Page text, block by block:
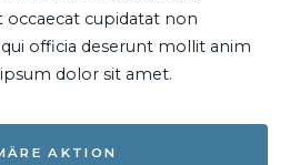
occaecat cupidatat non
officia deserunt mollit anim
dolor sit amet.
AKTION